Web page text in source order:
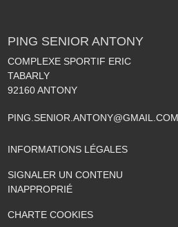
PING SENIOR ANTONY
COMPLEXE SPORTIF ERIC
TABARLY
92160 ANTONY
PING.SENIOR.ANTONY@GMAIL.COM
INFORMATIONS LÉGALES
SIGNALER UN CONTENU
INAPPROPRIÉ
CHARTE COOKIES